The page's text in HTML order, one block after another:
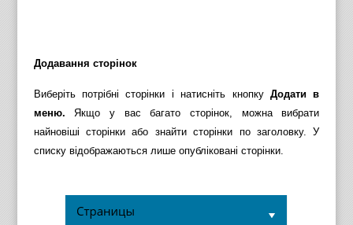
Додавання сторінок
Виберіть потрібні сторінки і натисніть кнопкуДодати в
меню. Якщо у вас багато сторінок, можна вибрати
найновіші сторінки або знайти сторінки по заголовку. У
списку відображаються лише опубліковані сторінки.